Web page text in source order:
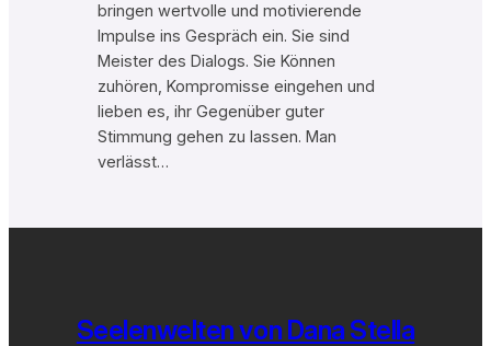
bringen wertvolle und motivierende
Impulse ins Gespräch ein. Sie sind
Meister des Dialogs. Sie Können
zuhören, Kompromisse eingehen und
lieben es, ihr Gegenüber guter
Stimmung gehen zu lassen. Man
verlässt…
Seelenwelten von Dana Stella